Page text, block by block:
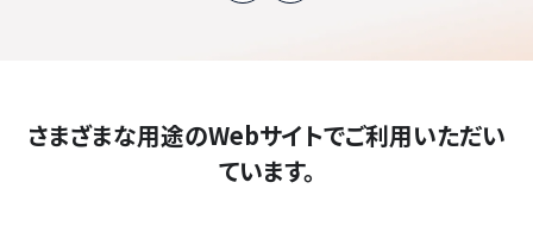
さまざまな用途のWebサイトでご利用いただい
ています。